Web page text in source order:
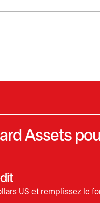
Assets
US et remplissez le